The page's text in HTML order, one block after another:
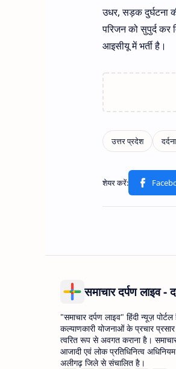
उधर, सड़क दुर्घटना
परिजन को सुपुर्द कर
आइसीयू में भर्ती है।
समाचार दर्पण लाइव -
"समाचार दर्पण लाइव" हिंदी न्यूज़
कल्याणकारी योजनाओं के प्रचार
त्वरित रूप से अवगत कराना है।
आजादी एवं लोक प्रतिधिनित्व
अलीगढ़ जिले से संचालित है।